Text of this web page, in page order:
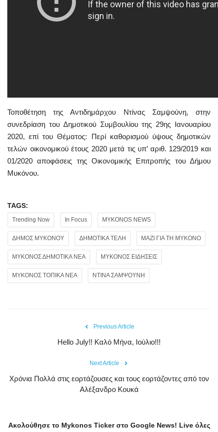
Τοποθέτηση της Αντιδημάρχου Ντίνας Σαμψούνη, στην
συνεδρίαση του Δημοτικού Συμβουλίου της 29ης Ιανουαρίου
2020, επί του Θέματος: Περί καθορισμού ύψους δημοτικών
τελών οικονομικού έτους 2020 μετά τις υπ’ αριθ. 129/2019 και
01/2020 αποφάσεις της Οικονομικής Επιτροπής του Δήμου
Μυκόνου.
TAGS:
Trending Now In Focus MYKONOS NEWS
ΔΗΜΟΣ ΜΥΚΟΝΟΥ ΔΗΜΟΤΙΚΑ ΤΕΛΗ ΜΑΖΙ ΓΙΑ ΤΗ ΜΥΚΟΝΟ
ΜΥΚΟΝΟΣ ΔΗΜΟΤΙΚΑ ΝΕΑ ΜΥΚΟΝΟΣ ΕΙΔΗΣΕΙΣ
ΜΥΚΟΝΟΣ ΤΟΠΙΚΑ ΝΕΑ ΝΤΙΝΑ ΣΑΜΨΟΥΝΗ
Previous Article
Hello July!! Καλό Μήνα, Ιούλιο!!!
Next Article
Χρόνια Πολλά στις εορτάζουσες και τους εορτάζοντες από τον
Αλέξανδρο Κουκά
Ακολούθησε το Mykonos Tickerστο Google News! Liveόλες